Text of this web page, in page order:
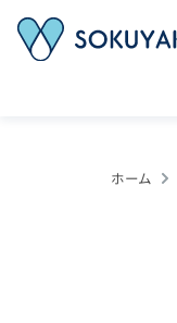
ホーム